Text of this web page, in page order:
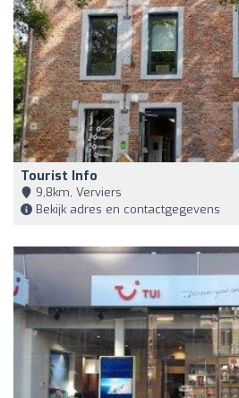
Tourist Info
9,8km, Verviers
Bekijk adres en contactgegevens